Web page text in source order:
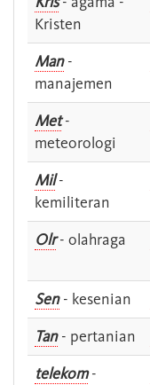
Kristen
Man-
manajemen
Met-
meteorologi
Mil-
kemiliteran
Olr- olahraga
Sen- kesenian
Tan- pertanian
telekom-